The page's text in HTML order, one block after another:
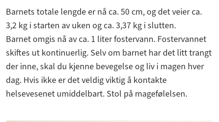
Barnets totale lengde er nå ca. 50 cm, og det veier ca.
3,2 kg i starten av uken og ca. 3,37 kg i slutten.
Barnet omgis nå av ca. 1 liter fostervann. Fostervannet
skiftes ut kontinuerlig. Selv om barnet har det litt trangt
der inne, skal du kjenne bevegelse og liv i magen hver
dag. Hvis ikke er det veldig viktig å kontakte
helsevesenet umiddelbart. Stol på magefølelsen.